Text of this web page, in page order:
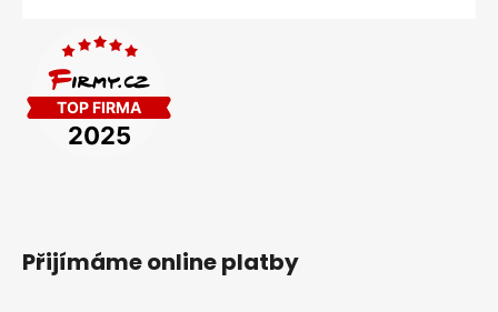
Přijímáme online platby